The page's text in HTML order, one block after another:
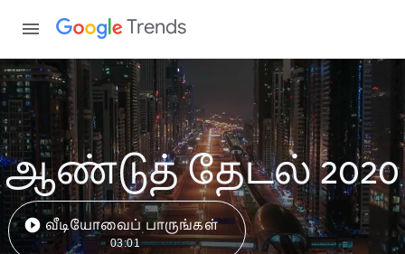
Trends
ஆண்டுத் தேடல் 2020
வீடியோவைப் பாருங்கள்
03:01